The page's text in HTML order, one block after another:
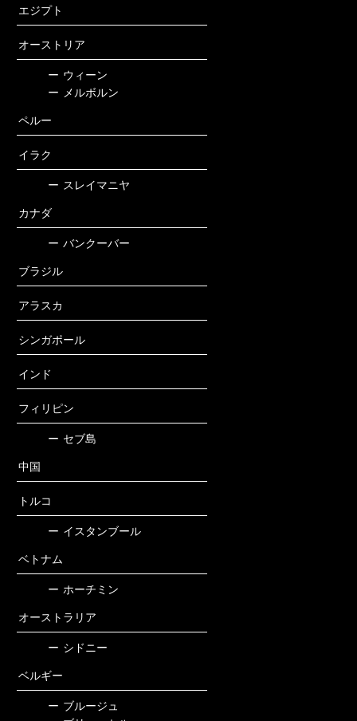
エジプト
オーストリア
ー ウィーン
ー
メルボルン
ペルー
イラク
ー スレイマニヤ
カナダ
ー バンクーバー
ブラジル
アラスカ
シンガポール
インド
フィリピン
ー セブ島
中国
トルコ
ー イスタンブール
ベトナム
ー ホーチミン
オーストラリア
ー シドニー
ベルギー
ー ブルージュ